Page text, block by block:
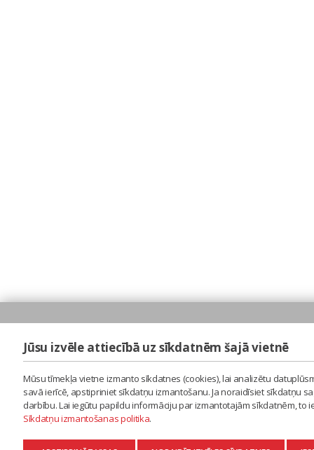
Jūsu izvēle attiecībā uz sīkdatnēm šajā vietnē
Mūsu tīmekļa vietne izmanto sīkdatnes (cookies), lai analizētu
savā ierīcē, apstipriniet sīkdatņu izmantošanu. Ja noraidīsiet sīkdatņu
darbību. Lai iegūtu papildu informāciju par izmantotajām sīkdatnēm,
Sīkdatņu izmantošanas politika.